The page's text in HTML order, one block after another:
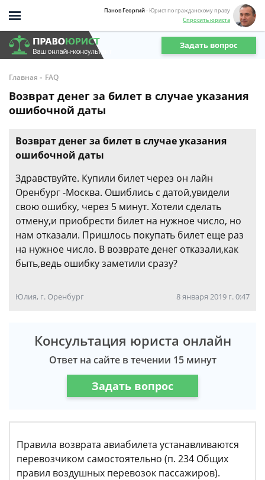
Панов Георгий- Юрист по гражданскому праву
Спросить юриста
Задать вопрос
Главная - FAQ
Возврат денег за билет в случае указания
ошибочной даты
Возврат денег за билет в случае указания
ошибочной даты
Здравствуйте. Купили билет через он лайн
Оренбург -Москва. Ошиблись с датой,увидели
свою ошибку, через 5 минут. Хотели сделать
отмену,и приобрести билет на нужное число, но
нам отказали. Пришлось покупать билет еще раз
на нужное число. В возврате денег отказали,как
быть,ведь ошибку заметили сразу?
Юлия, г. Оренбург 8 января 2019 г. 0:47
Консультация юриста онлайн
Ответ на сайте в течении 15 минут
Задать вопрос
Правила возврата авиабилета устанавливаются
перевозчиком самостоятельно (п. 234 Общих
правил воздушных перевозок пассажиров).